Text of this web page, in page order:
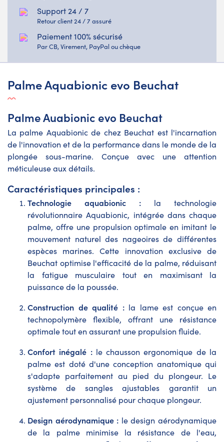
Support 24 / 7
Retour client 24 / 7 assuré
Paiement 100% sécurisé
Par CB, Virement, PayPal ou chèque
Palme Aquabionic evo Beuchat
Palme Auabionic evo Beuchat
La palme Aquabionic de chez Beuchat est l'incarnation
de l'innovation et de la performance dans le monde de la
plongée sous-marine. Conçue avec une attention
méticuleuse aux détails.
Caractéristiques principales :
Technologie aquabionic : la technologie
révolutionnaire Aquabionic, intégrée dans chaque
palme, offre une propulsion optimale en imitant le
mouvement naturel des nageoires de différentes
espèces marines. Cette innovation exclusive de
Beuchat optimise l'efficacité de la palme, réduisant
la fatigue musculaire tout en maximisant la
puissance de la poussée.
Construction de qualité :la lame est conçue en
technopolymère flexible, offrant une résistance
optimale tout en assurant une propulsion fluide.
Confort inégalé :le chausson ergonomique de la
palme est doté d'une conception anatomique qui
s'adapte parfaitement au pied du plongeur. Le
système de sangles ajustables garantit un
ajustement personnalisé pour chaque plongeur.
Design aérodynamique : le design aérodynamique
de la palme minimise la résistance de l'eau,